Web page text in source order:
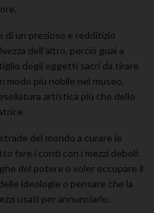
di un prezioso e redditizio
dell’altro, perciò guai a
degli oggetti sacri da tirare
modo più nobile nel museo,
artistica più che dello
del mondo a curare le
fare i conti con i mezzi deboli:
del potere o voler occupare il
ideologie o pensare che la
usati per annunciarlo.